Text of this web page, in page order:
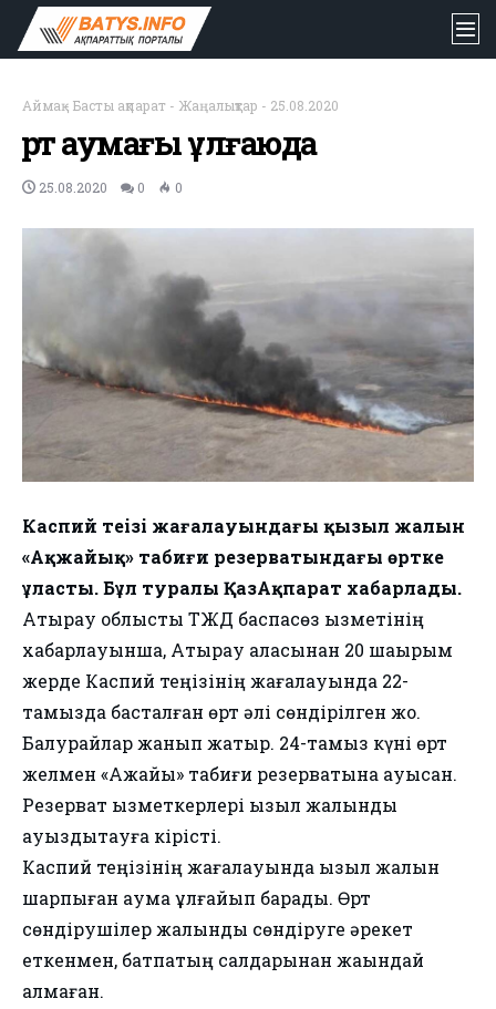
Аймақ- Басты ақпарат - Жаңалықтар - 25.08.2020
Өрт аумағы ұлғаюда
25.08.2020 0 0
Каспий теңізі жағалауындағы қызыл жалын
«Ақжайық» табиғи резерватындағы өртке
ұласты. Бұл туралы ҚазАқпарат хабарлады.
Атырау облыстық ТЖД баспасөз қызметінің
хабарлауынша, Атырау қаласынан 20 шақырым
жерде Каспий теңізінің жағалауында 22-
тамызда басталған өрт әлі сөндірілген жоқ.
Балқурайлар жанып жатыр. 24-тамыз күні өрт
желмен «Ақжайық» табиғи резерватына ауысқан.
Резерват қызметкерлері қызыл жалынды
ауыздықтауға кірісті.
Каспий теңізінің жағалауында қызыл жалын
шарпыған аумақ ұлғайып барады. Өрт
сөндірушілер жалынды сөндіруге әрекет
еткенмен, батпақтың салдарынан жақындай
алмаған.